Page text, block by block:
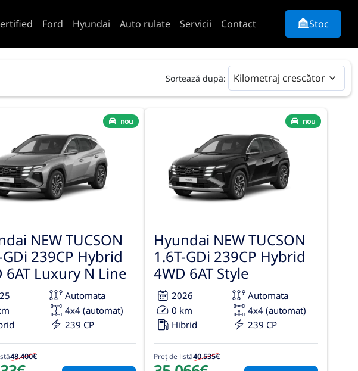
Ford Hyundai Auto rulate Servicii Contact Stoc
Sortează după: Kilometraj crescător
nou
NEW TUCSON
GDi 239CP Hybrid
6AT Luxury N Line
Automata
4x4 (automat)
239 CP
48.400€
nou
Hyundai NEW TUCSON
1.6T-GDi 239CP Hybrid
4WD 6AT Style
2026
Automata
0 km
4x4 (automat)
Hibrid
239 CP
Preț de listă40.535€